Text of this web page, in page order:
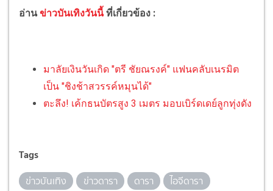
อ่านข่าวบันเทิงวันนี้ ที่เกี่ยวข้อง :
มาลัยเงินวันเกิด "ตรี ชัยณรงค์" แฟนคลับเนรมิต
เป็น "ชิงช้าสวรรค์หมุนได้"
ตะลึง! เค้กธนบัตรสูง 3 เมตร มอบเบิร์ดเดย์ลูกทุ่งดัง
Tags
ข่าวบันเทิง ข่าวดารา ดารา
ไอจีดารา